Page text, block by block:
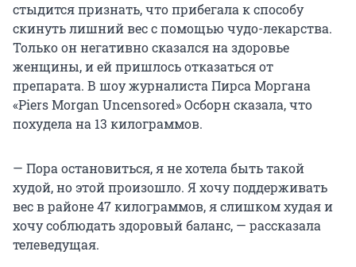
стыдится признать, что прибегала к способу
скинуть лишний вес с помощью чудо-лекарства.
Только он негативно сказался на здоровье
женщины, и ей пришлось отказаться от
препарата. В шоу журналиста Пирса Моргана
«Piers Morgan Uncensored» Осборн сказала, что
похудела на 13 килограммов.
— Пора остановиться, я не хотела быть такой
худой, но этой произошло. Я хочу поддерживать
вес в районе 47 килограммов, я слишком худая и
хочу соблюдать здоровый баланс, — рассказала
телеведущая.